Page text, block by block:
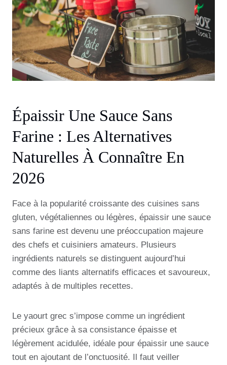
Épaissir Une Sauce Sans
Farine : Les Alternatives
Naturelles À Connaître En
2026
Face à la popularité croissante des cuisines sans
gluten, végétaliennes ou légères, épaissir une sauce
sans farine est devenu une préoccupation majeure
des chefs et cuisiniers amateurs. Plusieurs
ingrédients naturels se distinguent aujourd’hui
comme des liants alternatifs efficaces et savoureux,
adaptés à de multiples recettes.
Le yaourt grec s’impose comme un ingrédient
précieux grâce à sa consistance épaisse et
légèrement acidulée, idéale pour épaissir une sauce
tout en ajoutant de l’onctuosité. Il faut veiller